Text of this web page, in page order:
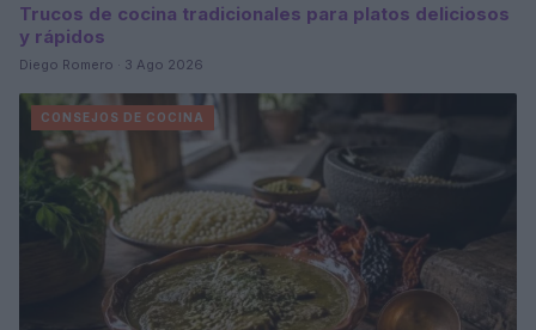
Trucos de cocina tradicionales para platos deliciosos
y rápidos
Diego Romero · 3 Ago 2026
CONSEJOS DE COCINA